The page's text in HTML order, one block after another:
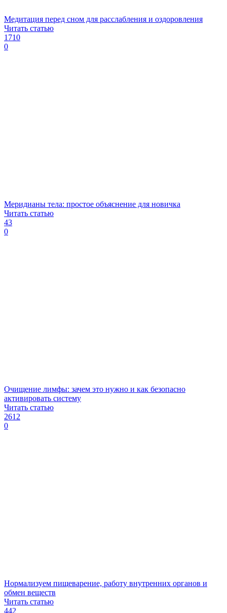
Медитация перед сном для расслабления и оздоровления
Читать статью
1710
0
Меридианы тела: простое объяснение для новичка
Читать статью
43
0
Очищение лимфы: зачем это нужно и как безопасно
активировать систему
Читать статью
2612
0
Нормализуем пищеварение, работу внутренних органов и
обмен веществ
Читать статью
442